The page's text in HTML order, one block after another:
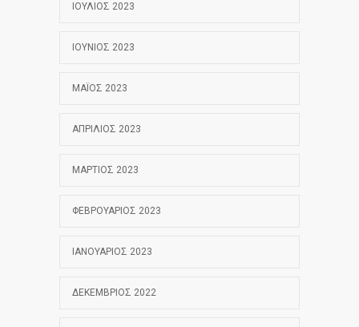
ΙΟΎΛΙΟΣ 2023
ΙΟΎΝΙΟΣ 2023
ΜΆΙΟΣ 2023
ΑΠΡΊΛΙΟΣ 2023
ΜΆΡΤΙΟΣ 2023
ΦΕΒΡΟΥΆΡΙΟΣ 2023
ΙΑΝΟΥΆΡΙΟΣ 2023
ΔΕΚΈΜΒΡΙΟΣ 2022